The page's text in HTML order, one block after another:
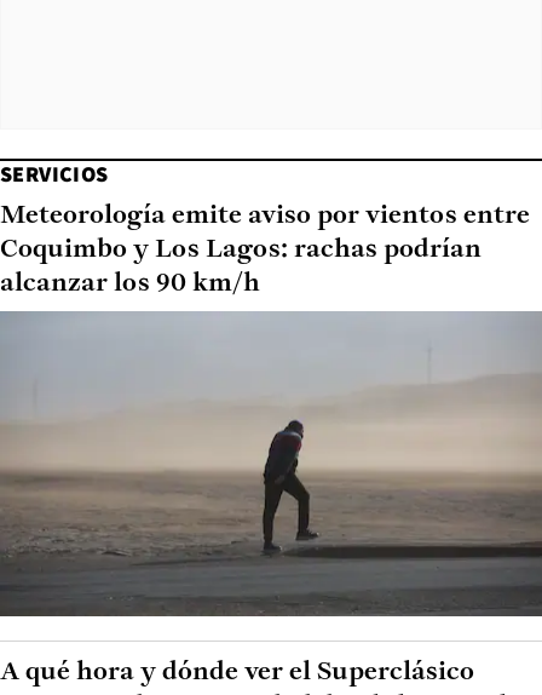
SERVICIOS
Meteorología emite aviso por vientos entre
Coquimbo y Los Lagos: rachas podrían
alcanzar los 90 km/h
A qué hora y dónde ver el Superclásico